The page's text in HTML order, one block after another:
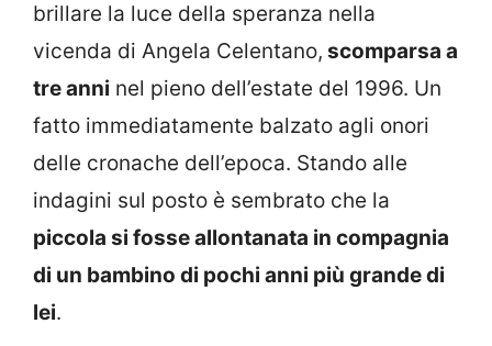
brillare la luce della speranza nella
vicenda di Angela Celentano, scomparsa a
tre anni nel pieno dell’estate del 1996. Un
fatto immediatamente balzato agli onori
delle cronache dell’epoca. Stando alle
indagini sul posto è sembrato che la
piccola si fosse allontanata in compagnia
di un bambino di pochi anni più grande di
lei.